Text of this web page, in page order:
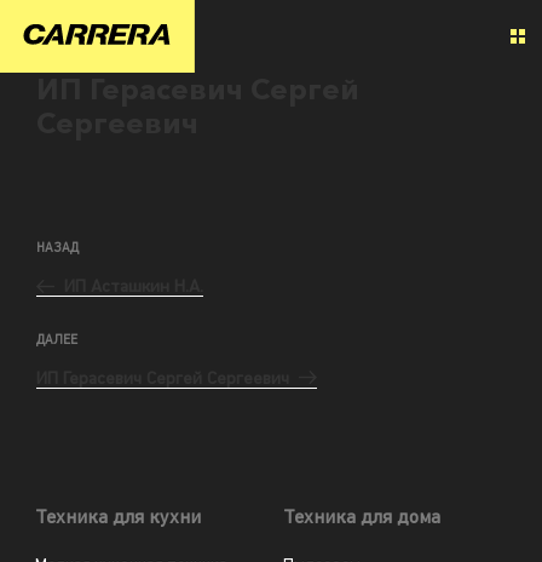
НАЗАД
ДАЛЕЕ
Техника для кухни Техника для дома